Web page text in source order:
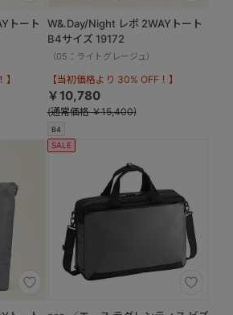
トート
B4
W&.Day/Night レポ 2WAYトート
B4サイズ 19172
（05：ライトグレージュ）
【当初価格より 30% OFF！】
￥10,780
(通常価格 ￥15,400)
SALE